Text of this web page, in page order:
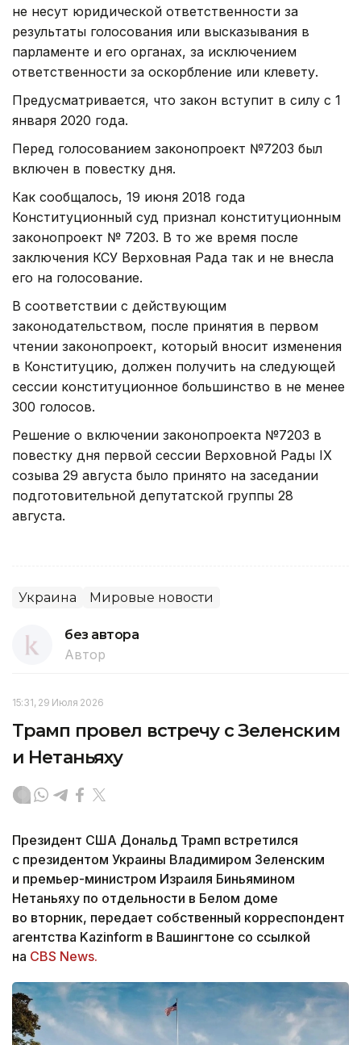
не несут юридической ответственности за
результаты голосования или высказывания в
парламенте и его органах, за исключением
ответственности за оскорбление или клевету.
Предусматривается, что закон вступит в силу с 1
января 2020 года.
Перед голосованием законопроект №7203 был
включен в повестку дня.
Как сообщалось, 19 июня 2018 года
Конституционный суд признал конституционным
законопроект № 7203. В то же время после
заключения КСУ Верховная Рада так и не внесла
его на голосование.
В соответствии с действующим
законодательством, после принятия в первом
чтении законопроект, который вносит изменения
в Конституцию, должен получить на следующей
сессии конституционное большинство в не менее
300 голосов.
Решение о включении законопроекта №7203 в
повестку дня первой сессии Верховной Рады ІХ
созыва 29 августа было принято на заседании
подготовительной депутатской группы 28
августа.
Украина Мировые новости
без автора
Автор
15:31, 29 Июля 2026
Трамп провел встречу с Зеленским
и Нетаньяху
Президент США Дональд Трамп встретился
с президентом Украины Владимиром Зеленским
и премьер-министром Израиля Биньямином
Нетаньяху по отдельности в Белом доме
во вторник, передает собственный корреспондент
агентства Kazinform в Вашингтоне со ссылкой
на CBS News.